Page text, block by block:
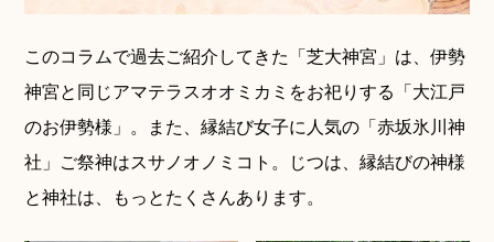
このコラムで過去ご紹介してきた「芝大神宮」は、伊勢
神宮と同じアマテラスオオミカミをお祀りする「大江戸
のお伊勢様」。また、縁結び女子に人気の「赤坂氷川神
社」ご祭神はスサノオノミコト。じつは、縁結びの神様
と神社は、もっとたくさんあります。